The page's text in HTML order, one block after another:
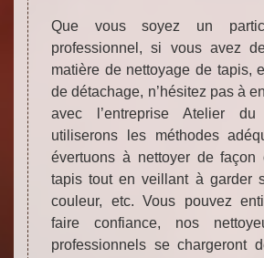
Que vous soyez un
professionnel, si vous avez
matière de nettoyage de tapis,
de détachage, n’hésitez pas à
avec l’entreprise Atelier
utiliserons les méthodes
évertuons à nettoyer de façon
tapis tout en veillant à garder
couleur, etc. Vous pouvez
faire confiance, nos
professionnels se chargeront